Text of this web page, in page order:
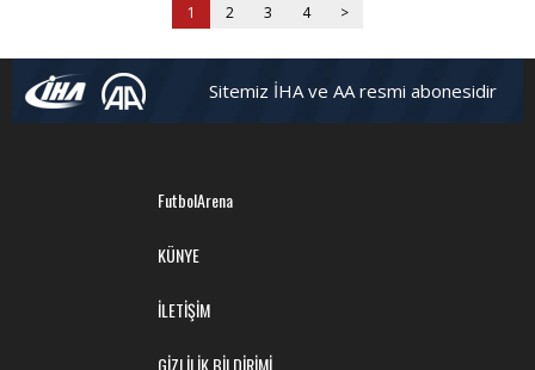
1 2 3 4 >
Sitemiz İHA ve AA resmi abonesidir
FutbolArena
KÜNYE
İLETİŞİM
GİZLİLİK BİLDİRİMİ